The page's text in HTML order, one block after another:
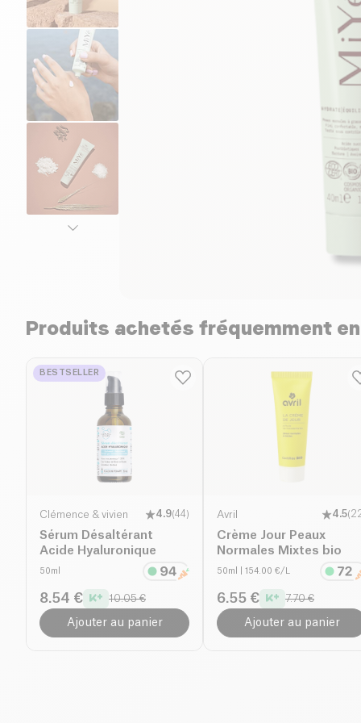
Produits achetés fréquemment
BESTSELLER
Clémence & vivien 4.9(44)
Sérum Désaltérant
Acide Hyaluronique
50ml
8.54 € 10.05 €
Ajouter au panier
Avril 4.5(
Crème Jour Peaux
Normales Mixtes bio
50ml | 154.00 €/L
6.55 € 7.70 €
Ajouter au panier